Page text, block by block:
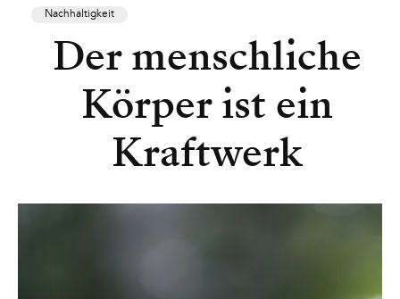
Nachhaltigkeit
Der menschliche
Körper ist ein
Kraftwerk